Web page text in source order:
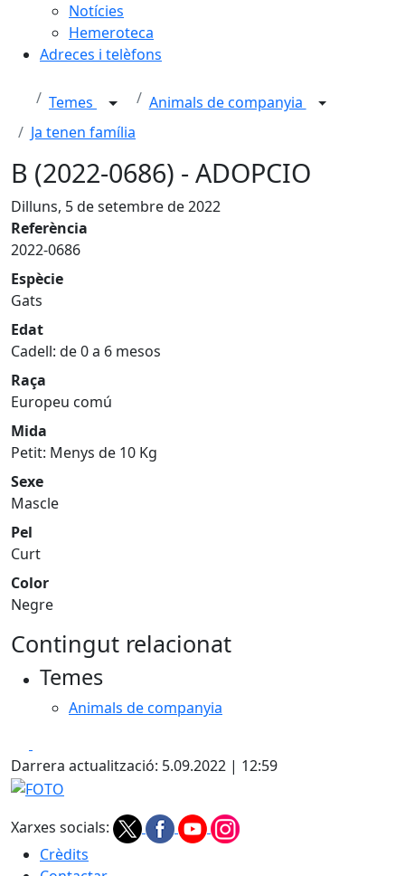
Notícies
Hemeroteca
Adreces i telèfons
Temes
Animals de companyia
Ja tenen família
B (2022-0686) - ADOPCIO
Dilluns, 5 de setembre de 2022
Referència
2022-0686
Espècie
Gats
Edat
Cadell: de 0 a 6 mesos
Raça
Europeu comú
Mida
Petit: Menys de 10 Kg
Sexe
Mascle
Pel
Curt
Color
Negre
Contingut relacionat
Temes
Animals de companyia
Darrera actualització: 5.09.2022 | 12:59
FOTO
Xarxes socials:
Crèdits